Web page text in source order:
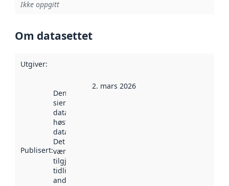
Ikke oppgitt
Om datasettet
Utgiver:
Publisert:
Denne datoen
sier når
datasettet ble
høstet av
data.norge.no.
Det kan ha
vært
tilgjengelig
tidligere
andre steder.
2. mars 2026